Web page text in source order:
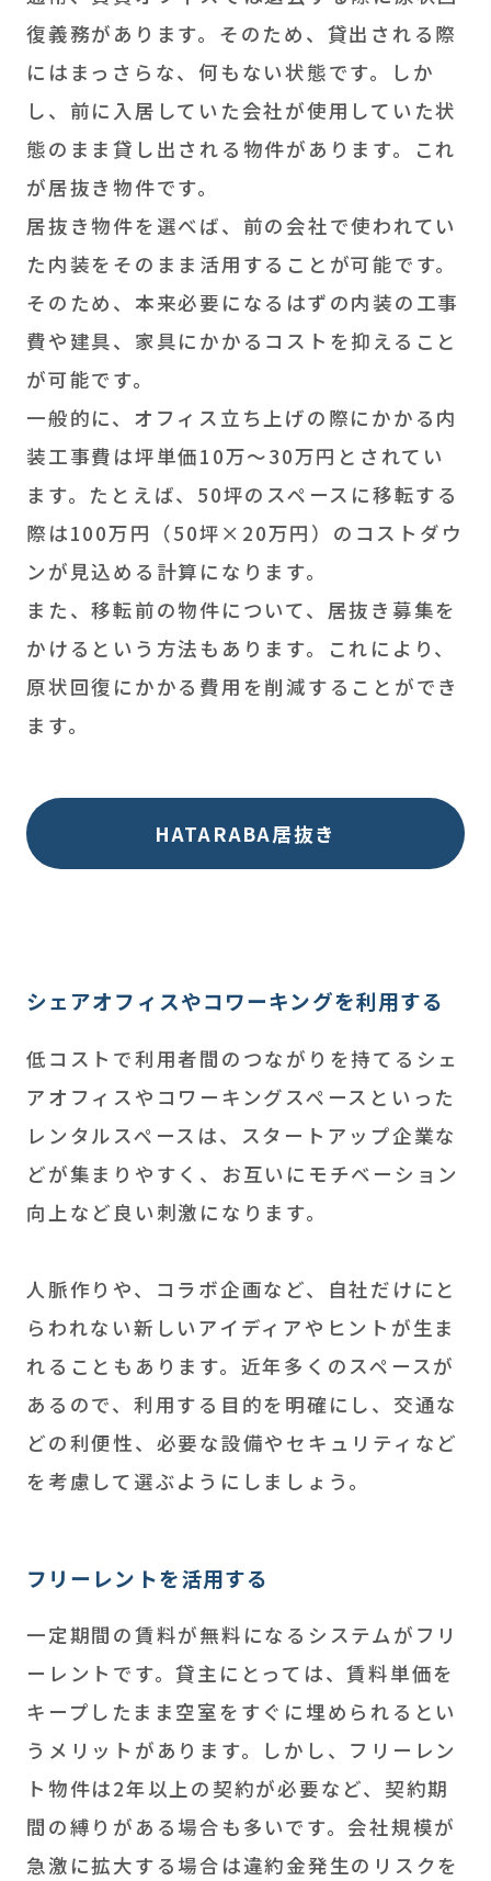
復義務があります。そのため、貸出される際
にはまっさらな、何もない状態です。しか
し、前に入居していた会社が使用していた状
態のまま貸し出される物件があります。これ
が居抜き物件です。
居抜き物件を選べば、前の会社で使われてい
た内装をそのまま活用することが可能です。
そのため、本来必要になるはずの内装の工事
費や建具、家具にかかるコストを抑えること
が可能です。
一般的に、オフィス立ち上げの際にかかる内
装工事費は坪単価10万～30万円とされてい
ます。たとえば、50坪のスペースに移転する
際は100万円（50坪×20万円）のコストダウ
ンが見込める計算になります。
また、移転前の物件について、居抜き募集を
かけるという方法もあります。これにより、
原状回復にかかる費用を削減することができ
ます。
HATARABA居抜き
シェアオフィスやコワーキングを利用する
低コストで利用者間のつながりを持てるシェ
アオフィスやコワーキングスペースといった
レンタルスペースは、スタートアップ企業な
どが集まりやすく、お互いにモチベーション
向上など良い刺激になります。
人脈作りや、コラボ企画など、自社だけにと
らわれない新しいアイディアやヒントが生ま
れることもあります。近年多くのスペースが
あるので、利用する目的を明確にし、交通な
どの利便性、必要な設備やセキュリティなど
を考慮して選ぶようにしましょう。
フリーレントを活用する
一定期間の賃料が無料になるシステムがフリ
ーレントです。貸主にとっては、賃料単価を
キープしたまま空室をすぐに埋められるとい
うメリットがあります。しかし、フリーレン
ト物件は2年以上の契約が必要など、契約期
間の縛りがある場合も多いです。会社規模が
急激に拡大する場合は違約金発生のリスクを